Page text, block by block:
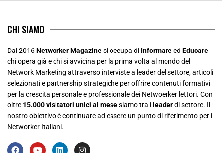
CHI SIAMO
Dal 2016Networker Magazinesi occupa di Informareed Educare
chi opera già e chi si avvicina per la prima volta al mondo del
Network Marketing attraverso interviste a leader del settore, articoli
selezionati e partnership strategiche per offrire contenuti formativi
per la crescita personale e professionale dei Netwoerker lettori. Con
oltre 15.000 visitatori unici al mesesiamo tra i leaderdi settore. Il
nostro obiettivo è continuare ad essere un punto di riferimento per i
Networker Italiani.